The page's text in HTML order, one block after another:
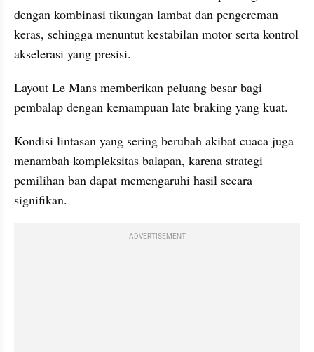
dengan kombinasi tikungan lambat dan pengereman
keras, sehingga menuntut kestabilan motor serta kontrol
akselerasi yang presisi.
Layout Le Mans memberikan peluang besar bagi
pembalap dengan kemampuan late braking yang kuat.
Kondisi lintasan yang sering berubah akibat cuaca juga
menambah kompleksitas balapan, karena strategi
pemilihan ban dapat memengaruhi hasil secara
signifikan.
ADVERTISEMENT